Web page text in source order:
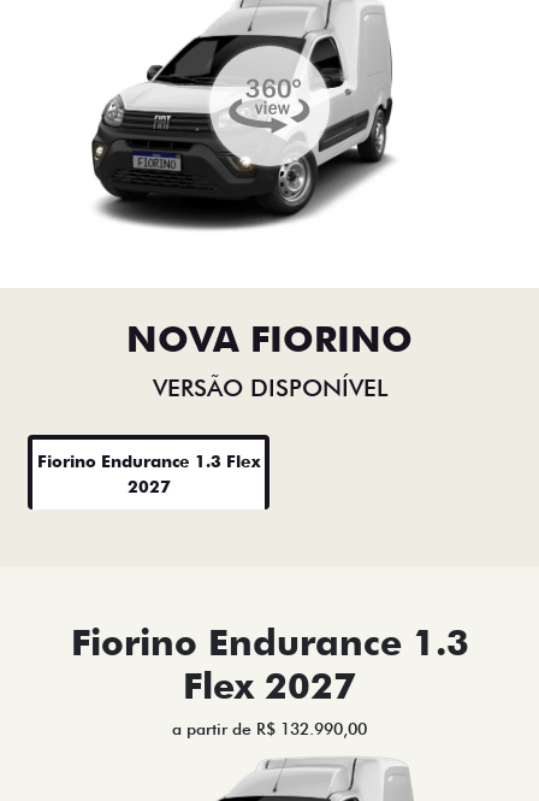
NOVA FIORINO
VERSÃO DISPONÍVEL
Fiorino Endurance 1.3 Flex
2027
Fiorino Endurance 1.3
Flex 2027
a partir de R$ 132.990,00